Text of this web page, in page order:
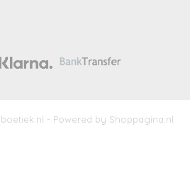
- Powered by Shoppagina.nl